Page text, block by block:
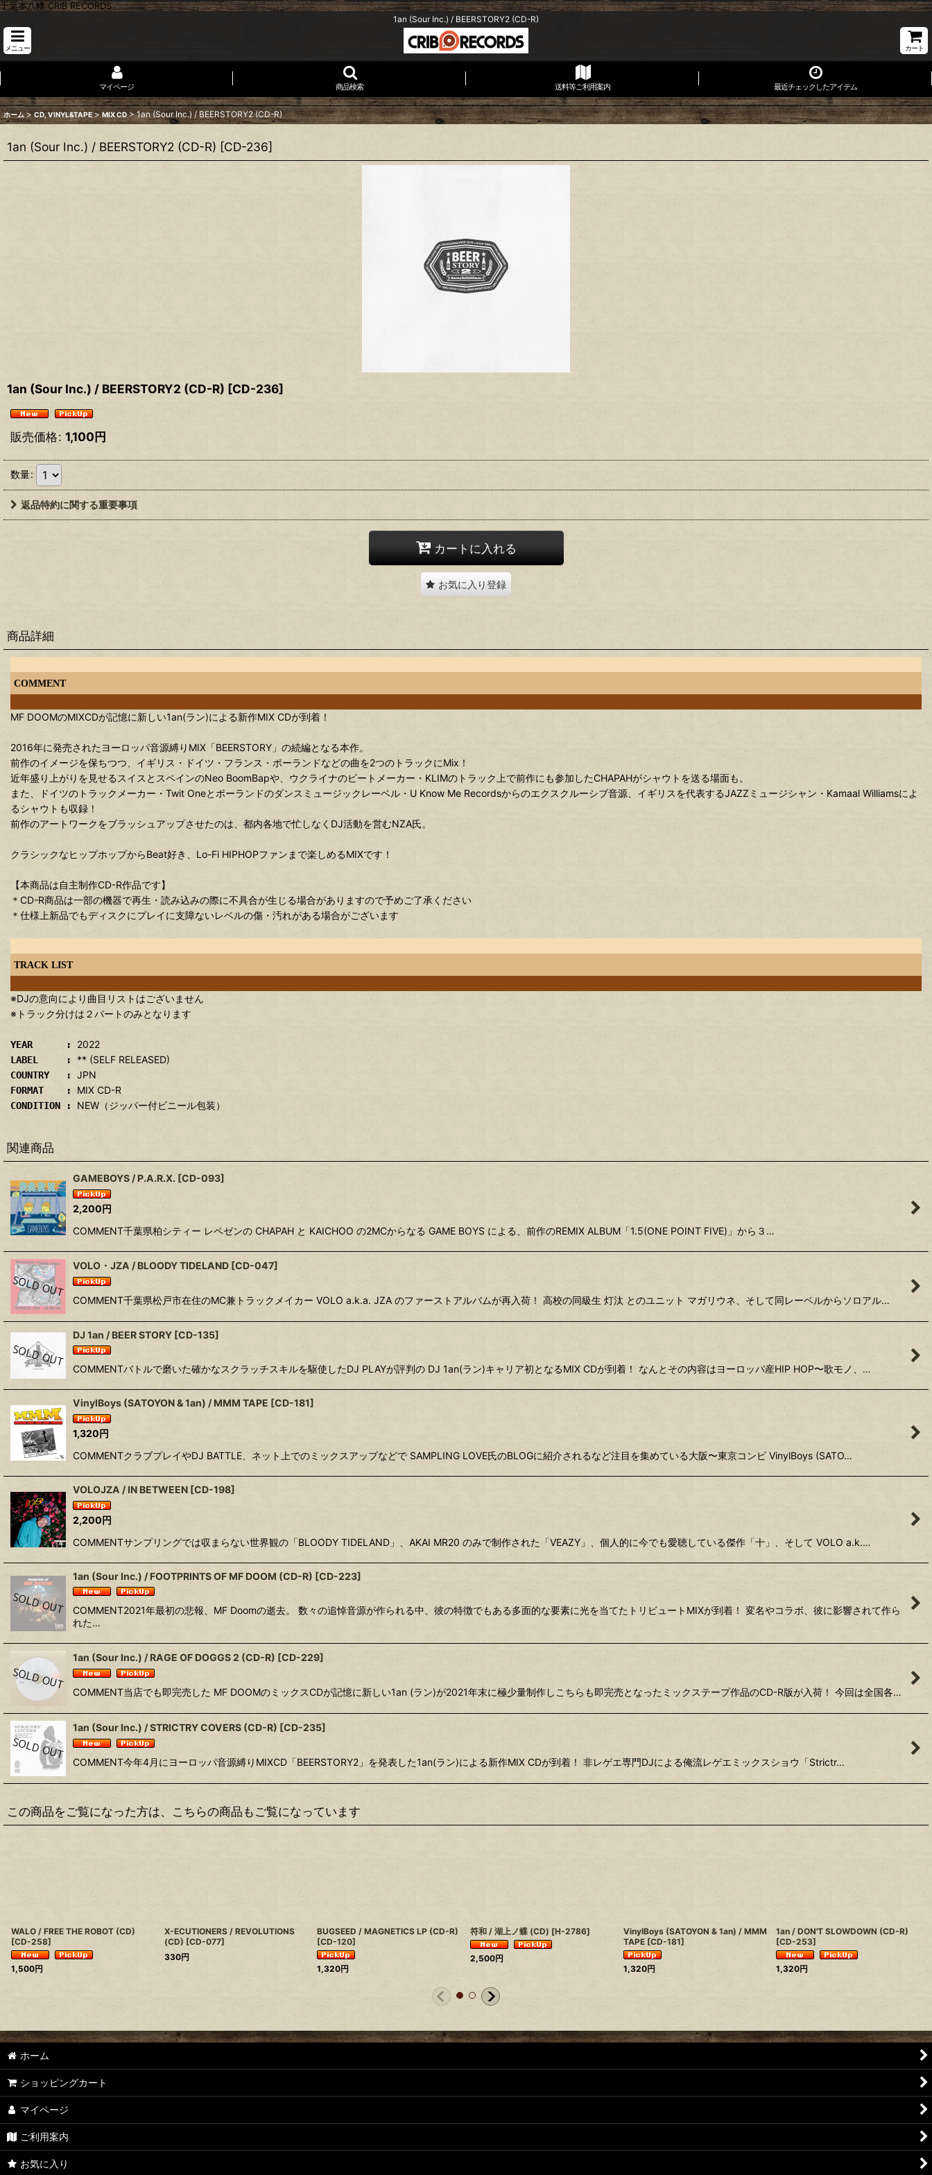
千葉本八幡 CRIB RECORDS
1an (Sour Inc.) / BEERSTORY2 (CD-R)
メニュー カート
マイページ 商品検索 送料等ご利用案内 最近チェックしたアイテム
ホーム > CD, VINYL&TAPE > MIX CD > 1an (Sour Inc.) / BEERSTORY2 (CD-R)
1an (Sour Inc.) / BEERSTORY2 (CD-R) [CD-236]
1an (Sour Inc.) / BEERSTORY2 (CD-R) [CD-236]
販売価格: 1,100円
数量:
返品特約に関する重要事項
カートに入れる
お気に入り登録
商品詳細
COMMENT
MF DOOMのMIXCDが記憶に新しい1an(ラン)による新作MIX CDが到着！
2016年に発売されたヨーロッパ音源縛りMIX「BEERSTORY」の続編となる本作。⁡
前作のイメージを保ちつつ、イギリス・ドイツ・フランス・ポーランドなどの曲を2つのトラックにMix！
近年盛り上がりを見せるスイスとスペインのNeo BoomBapや、ウクライナのビートメーカー・KLIMのトラック上で前作にも参加したCHAPAHがシャウトを送る場面も。⁡
また、ドイツのトラックメーカー・Twit Oneとポーランドのダンスミュージックレーベル・U Know Me Recordsからのエクスクルーシブ音源、イギリスを代表するJAZZミュージシャン・Kamaal Williamsによ
るシャウトも収録！
前作のアートワークをブラッシュアップさせたのは、都内各地で忙しなくDJ活動を営むNZA氏。
クラシックなヒップホップからBeat好き、Lo-Fi HIPHOPファンまで楽しめるMIXです！
【本商品は自主制作CD-R作品です】
＊CD-R商品は一部の機器で再生・読み込みの際に不具合が生じる場合がありますので予めご了承ください
＊仕様上新品でもディスクにプレイに支障ないレベルの傷・汚れがある場合がございます
TRACK LIST
※DJの意向により曲目リストはございません
※トラック分けは２パートのみとなります
YEAR : 2022
LABEL : ** (SELF RELEASED)
COUNTRY : JPN
FORMAT : MIX CD-R
CONDITION : NEW（ジッパー付ビニール包装）
関連商品
GAMEBOYS / P.A.R.X. [CD-093]
2,200円
COMMENT千葉県柏シティー レペゼンの CHAPAH と KAICHOO の2MCからなる GAME BOYS による、前作のREMIX ALBUM「1.5(ONE POINT FIVE)」から３…
VOLO・JZA / BLOODY TIDELAND [CD-047]
COMMENT千葉県松戸市在住のMC兼トラックメイカー VOLO a.k.a. JZA のファーストアルバムが再入荷！ 高校の同級生 灯汰 とのユニット マガリウネ、そして同レーベルからソロアル…
DJ 1an / BEER STORY [CD-135]
COMMENTバトルで磨いた確かなスクラッチスキルを駆使したDJ PLAYが評判の DJ 1an(ラン)キャリア初となるMIX CDが到着！ なんとその内容はヨーロッパ産HIP HOP〜歌モノ、…
VinylBoys (SATOYON & 1an) / MMM TAPE [CD-181]
1,320円
COMMENTクラブプレイやDJ BATTLE、ネット上でのミックスアップなどで SAMPLING LOVE氏のBLOGに紹介されるなど注目を集めている大阪〜東京コンビ VinylBoys (SATO…
VOLOJZA / IN BETWEEN [CD-198]
2,200円
COMMENTサンプリングでは収まらない世界観の「BLOODY TIDELAND」、AKAI MR20 のみで制作された「VEAZY」、個人的に今でも愛聴している傑作「十」、そして VOLO a.k.…
1an (Sour Inc.) / FOOTPRINTS OF MF DOOM (CD-R) [CD-223]
COMMENT2021年最初の悲報、MF Doomの逝去。 数々の追悼音源が作られる中、彼の特徴でもある多面的な要素に光を当てたトリビュートMIXが到着！ 変名やコラボ、彼に影響されて作ら
れた…
1an (Sour Inc.) / RAGE OF DOGGS 2 (CD-R) [CD-229]
COMMENT当店でも即完売した MF DOOMのミックスCDが記憶に新しい1an (ラン)が2021年末に極少量制作しこちらも即完売となったミックステープ作品のCD-R版が入荷！ 今回は全国各…
1an (Sour Inc.) / STRICTRY COVERS (CD-R) [CD-235]
COMMENT今年4月にヨーロッパ音源縛りMIXCD「BEERSTORY2」を発表した1an(ラン)による新作MIX CDが到着！ 非レゲエ専門DJによる俺流レゲエミックスショウ「Strictr…
この商品をご覧になった方は、こちらの商品もご覧になっています
WALO / FREE THE ROBOT (CD)
[CD-258]
1,500円
X-ECUTIONERS / REVOLUTIONS
(CD) [CD-077]
330円
BUGSEED / MAGNETICS LP (CD-R)
[CD-120]
1,320円
符和 / 湖上ノ蝶 (CD) [H-2786]
2,500円
VinylBoys (SATOYON & 1an) / MMM
TAPE [CD-181]
1,320円
1an / DON'T SLOWDOWN (CD-R)
[CD-253]
1,320円
ホーム
ショッピングカート
マイページ
ご利用案内
お気に入り